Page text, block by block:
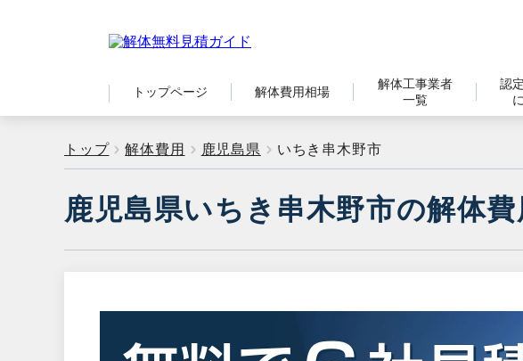
トップページ 解体費用相場
解体工事業者
一覧
認
トップ 解体費用 鹿児島県 いちき串木野市
鹿児島県いちき串木野市の解体